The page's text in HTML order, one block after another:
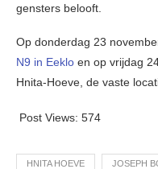
gensters belooft.
Op donderdag 23
N9 in Eeklo en op vrijdag
Hnita-Hoeve, de vaste
Post Views: 574
HNITA HOEVE JOSEPH